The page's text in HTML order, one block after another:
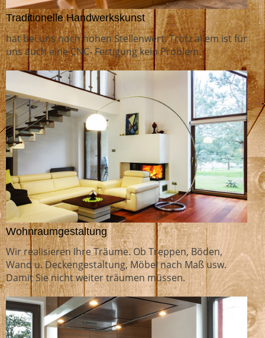
Traditionelle Handwerkskunst
hat bei uns noch hohen Stellenwert. Trotz allem ist für
uns auch eine CNC- Fertigung kein Problem.
Wohnraumgestaltung
Wir realisieren Ihre Träume. Ob Treppen, Böden,
Wand u. Decken­gestaltung, Möbel nach Maß usw.
Damit Sie nicht weiter träumen müssen.